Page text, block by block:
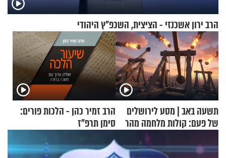
הרב ירון אשכנזי - הציצית, השכפ"ץ היהודי
תשעה באב | מסע לירושלים
של פעם: קולות מלחמה מהר
הרב זמיר כהן - הלכות פורים:
סימן תרפ"ז